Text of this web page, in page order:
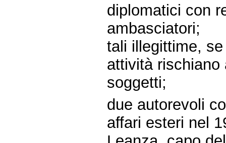
diplomatici con
ambasciatori;
tali illegittime,
attività rischiano
soggetti;
due autorevoli
affari esteri nel